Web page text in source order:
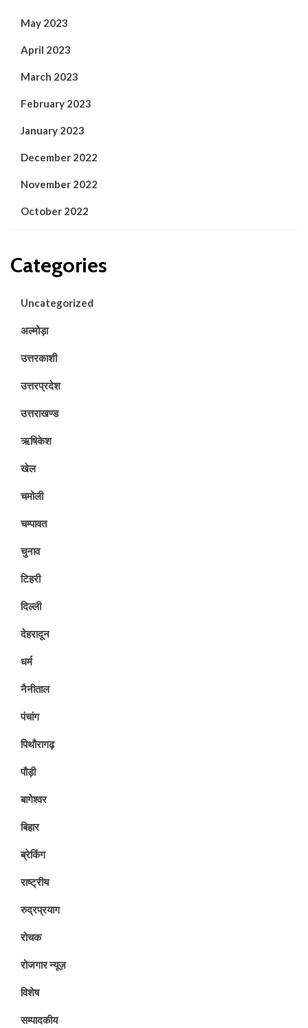
May 2023
April 2023
March 2023
February 2023
January 2023
December 2022
November 2022
October 2022
Categories
Uncategorized
अल्मोड़ा
उत्तरकाशी
उत्तरप्रदेश
उत्तराखण्ड
ऋषिकेश
खेल
चमोली
चम्पावत
चुनाव
टिहरी
दिल्ली
देहरादून
धर्म
नैनीताल
पंचांग
पिथौरागढ़
पौड़ी
बागेश्वर
बिहार
ब्रेकिंग
राष्ट्रीय
रुद्रप्रयाग
रोचक
रोजगार न्यूज़
विशेष
सम्पादकीय